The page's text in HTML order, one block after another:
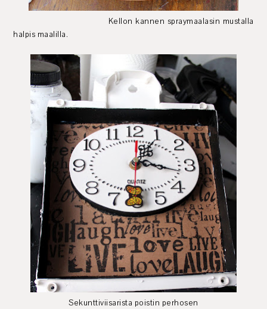
Kellon kannen spraymaalasin mustalla
halpis maalilla.
Sekunttiviisarista poistin perhosen